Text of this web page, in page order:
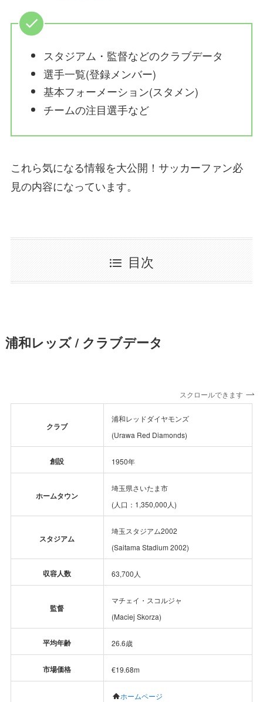
スタジアム・監督などのクラブデータ
選手一覧(登録メンバー)
基本フォーメーション(スタメン)
チームの注目選手など
これら気になる情報を大公開！サッカーファン必
見の内容になっています。
目次
浦和レッズ / クラブデータ
スクロールできます
クラブ
浦和レッドダイヤモンズ
(Urawa Red Diamonds)
創設 1950年
ホームタウン
埼玉県さいたま市
(人口：1,350,000人)
スタジアム
埼玉スタジアム2002
(Saitama Stadium 2002)
収容人数 63,700人
監督
マチェイ・スコルジャ
(Maciej Skorza)
平均年齢 26.6歳
市場価格 €19.68m
ホームページ